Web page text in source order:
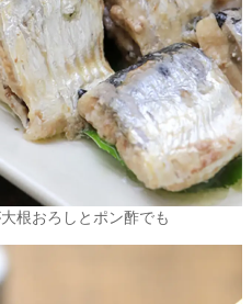
根おろしとポン酢でも